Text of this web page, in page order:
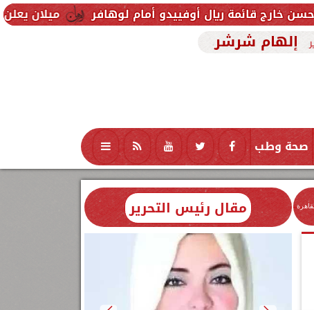
ميلان يعلن فسخ عقد أوفييدو أمام لوهافر
إلهام شرشر
صحة وطب تكنولوجيا منوعات محافظات
مقال رئيس التحرير